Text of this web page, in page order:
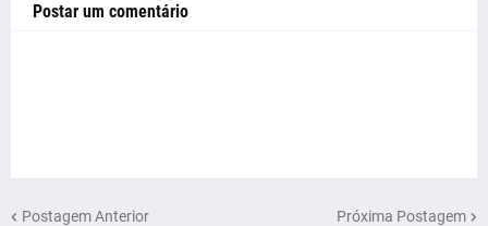
Postar um comentário
Postagem Anterior Próxima Postagem